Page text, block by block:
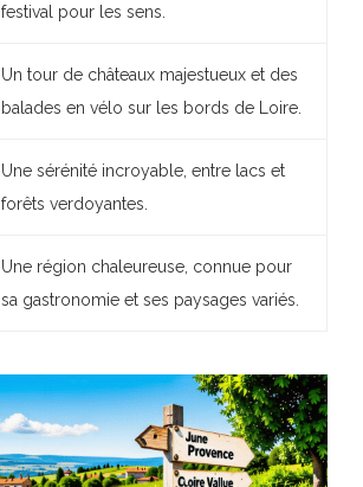
festival pour les sens.
Un tour de châteaux majestueux et des
balades en vélo sur les bords de Loire.
Une sérénité incroyable, entre lacs et
forêts verdoyantes.
Une région chaleureuse, connue pour
sa gastronomie et ses paysages variés.